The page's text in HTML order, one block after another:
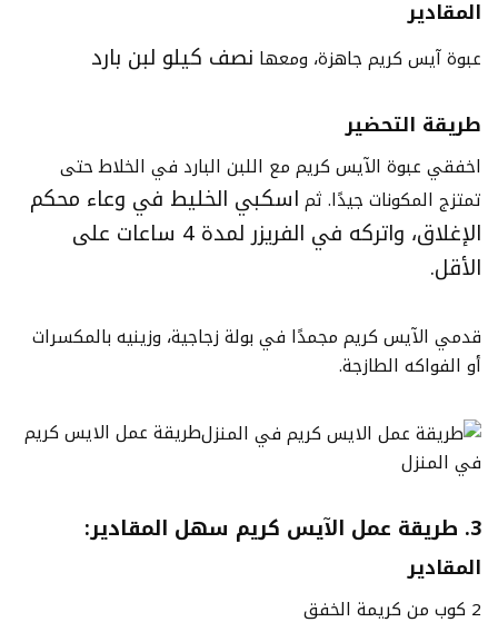
المقادير
عبوة آيس كريم جاهزة، ومعها نصف كيلو لبن بارد
طريقة التحضير
اخفقي عبوة الآيس كريم مع اللبن البارد في الخلاط حتى
تمتزج المكونات جيدًا. ثم اسكبي الخليط في وعاء محكم
الإغلاق، واتركه في الفريزر لمدة 4 ساعات على
الأقل.
قدمي الآيس كريم مجمدًا في بولة زجاجية، وزينيه بالمكسرات
أو الفواكه الطازجة.
طريقة عمل الايس كريم
في المنزل
3. طريقة عمل الآيس كريم سهل المقادير:
المقادير
2 كوب من كريمة الخفق